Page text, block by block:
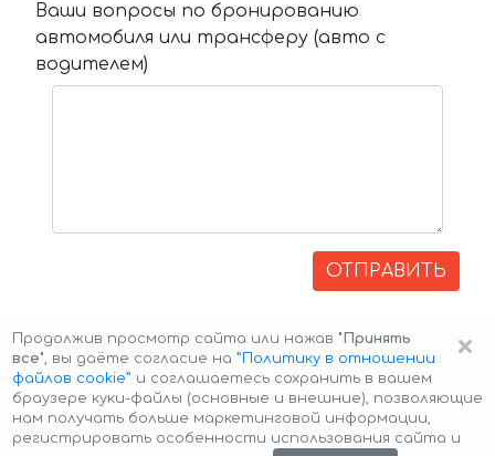
Ваши вопросы по бронированию
автомобиля или трансферу (авто с
водителем)
ОТПРАВИТЬ
×
Продолжив просмотр сайта или нажав "Принять
все", вы даёте согласие на ”Политику в отношении
файлов cookie” и соглашаетесь сохранить в вашем
браузере куки-файлы (основные и внешние), позволяющие
нам получать больше маркетинговой информации,
регистрировать особенности использования сайта и